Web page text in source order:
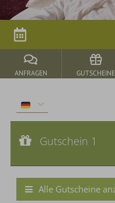
ANFRAGEN GUTSCHEINE
Genuss
&
Feiern
Durbach
&
Gutscheinwert:
Gutschein 1
Alle Gutscheine